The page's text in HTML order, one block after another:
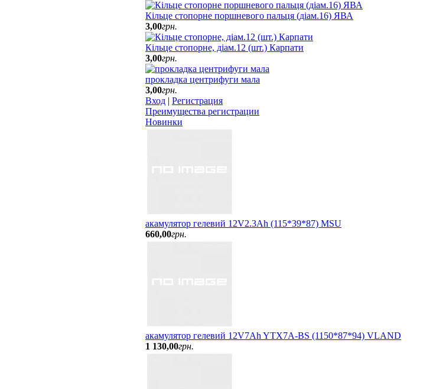
Кільце стопорне поршневого пальця (діам.16) ЯВА
3,00грн.
Кільце стопорне, діам.12 (шт.) Карпати
3,00грн.
прокладка центрифуги мала
3,00грн.
Вход | Регистрация
Преимущества регистрации
Новинки
акамулятор гелевий 12V2.3Ah (115*39*87) MSU
660,00грн.
акамулятор гелевий 12V7Ah YTX7A-BS (1150*87*94) VLAND
1 130,00грн.